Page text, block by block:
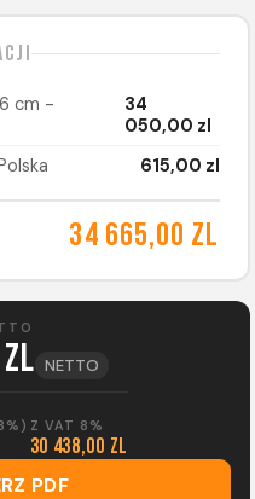
cm -
34
050,00 zl
615,00 zl
34 665,00 zl
zl NETTO
Z VAT 8%
30 438,00 zl
PDF